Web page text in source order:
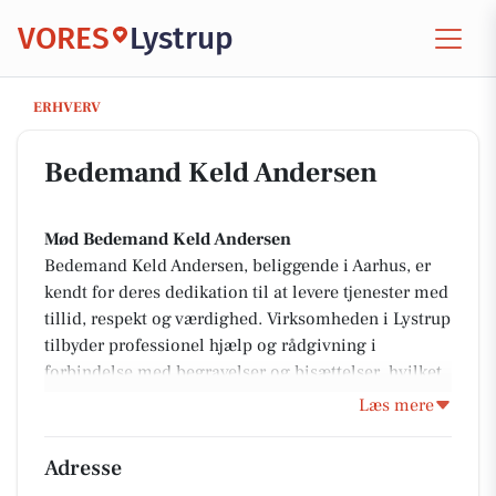
VORES Lystrup
ERHVERV
Bedemand Keld Andersen
Bedemand Keld Andersen
Mød Bedemand Keld Andersen
Bedemand Keld Andersen, beliggende i Aarhus, er
kendt for deres dedikation til at levere tjenester med
tillid, respekt og værdighed. Virksomheden i Lystrup
tilbyder professionel hjælp og rådgivning i
forbindelse med begravelser og bisættelser, hvilket
gør en svær tid mere overskuelig for de pårørende.
håndteret med den største omhu.
Læs mere
Adresse